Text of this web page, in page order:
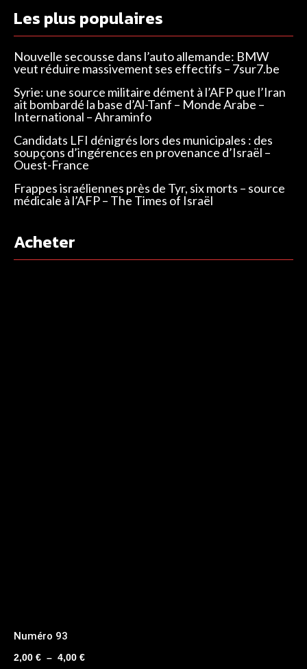
Les plus populaires
Nouvelle secousse dans l’auto allemande: BMW
veut réduire massivement ses effectifs – 7sur7.be
Syrie: une source militaire dément à l’AFP que l’Iran
ait bombardé la base d’Al-Tanf – Monde Arabe –
International – Ahraminfo
Candidats LFI dénigrés lors des municipales : des
soupçons d’ingérences en provenance d’Israël –
Ouest-France
Frappes israéliennes près de Tyr, six morts – source
médicale à l’AFP – The Times of Israël
Acheter
Numéro 93
2,00 € – 4,00 €Plage